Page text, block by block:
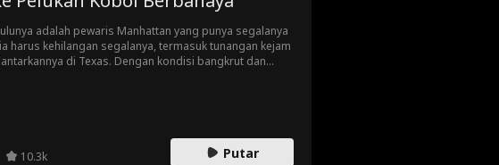
adalah pewaris Manhattan yang punya segalanya
harus kehilangan segalanya, termasuk tunangan kejam
di Texas. Dengan kondisi bangkrut dan
Madison menukar hidup mewahnya dengan sepatu
kuda—bahkan mungkin seorang koboi sejati.
10.3k Putar